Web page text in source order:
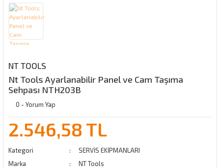
NT TOOLS
Nt Tools Ayarlanabilir Panel ve Cam Taşıma
Sehpası NTH203B
0 - Yorum Yap
2.546,58 TL
Kategori
SERVİS EKİPMANLARI
Marka
NT Tools